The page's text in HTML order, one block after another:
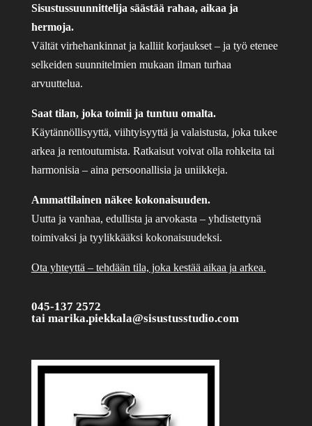
Sisustussuunnittelija säästää rahaa, aikaa ja
hermoja.
Vältät virhehankinnat ja kalliit korjaukset – ja työ etenee
selkeiden suunnitelmien mukaan ilman turhaa
arvuuttelua.
Saat tilan, joka toimii ja tuntuu omalta.
Käytännöllisyyttä, viihtyisyyttä ja valaistusta, joka tukee
arkea ja rentoutumista. Ratkaisut voivat olla rohkeita tai
harmonisia – aina persoonallisia ja uniikkeja.
Ammattilainen näkee kokonaisuuden.
Uutta ja vanhaa, edullista ja arvokasta – yhdistettynä
toimivaksi ja tyylikkääksi kokonaisuudeksi.
Ota yhteyttä – tehdään tila, joka kestää aikaa ja arkea.
045-137 2572
tai marika.piekkala@sisustusstudio.com